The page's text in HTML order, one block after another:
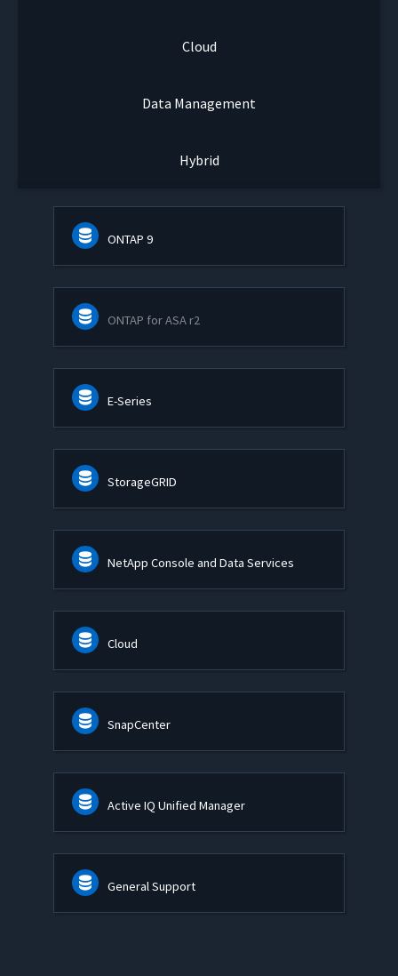
Cloud
Data Management
Hybrid
ONTAP 9
ONTAP for ASA r2
E-Series
StorageGRID
NetApp Console and Data Services
Cloud
SnapCenter
Active IQ Unified Manager
General Support